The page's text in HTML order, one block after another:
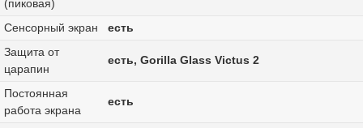
(пиковая)
Сенсорный экран
есть
Защита от
царапин
есть, Gorilla Glass Victus 2
Постоянная
работа экрана
есть